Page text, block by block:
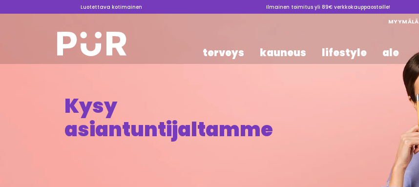
Luotettava kotimainen Ilmainen toimitus yli 89€ verkkokauppaostoille!
MYYMÄLÄ
terveys kauneus lifestyle ale
Kysy
asiantuntijaltamme